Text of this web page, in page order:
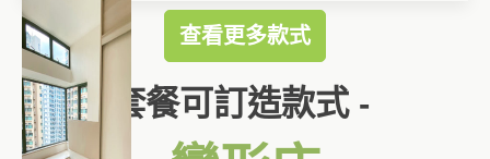
查看更多款式
套餐可訂造款式 -